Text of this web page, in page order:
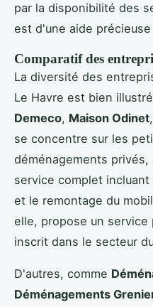
par la disponibilité des
est d'une aide
Comparatif des
La diversité des
Le Havre est bien
Demeco, Maison Odinet
se concentre sur les
déménagements privés,
service complet
et le remontage du
elle, propose un
inscrit dans le secteur
D'autres, comme
Déménagements